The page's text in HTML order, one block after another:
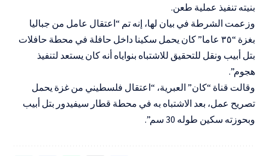
بنيته تنفيذ عملية طعن.
وزعمت الشرطة في بيان لها، إنه تم “اعتقال عامل من جباليا
بغزة “٣٥ عاما” كان يحمل سكينا داخل حافلة في محطة حافلات
بتل أبيب ونقل للتحقيق للاشتباه بنواياه أنه كان يستعد لتنفيذ
هجوم”.
وقالت قناة “كان” العبرية، “اعتقال فلسطيني من غزة يحمل
تصريح عمل، بعد الاشتباه به في محطة قطار سيفيدور بتل أبيب
وبحوزته سكين طوله 30 سم”.